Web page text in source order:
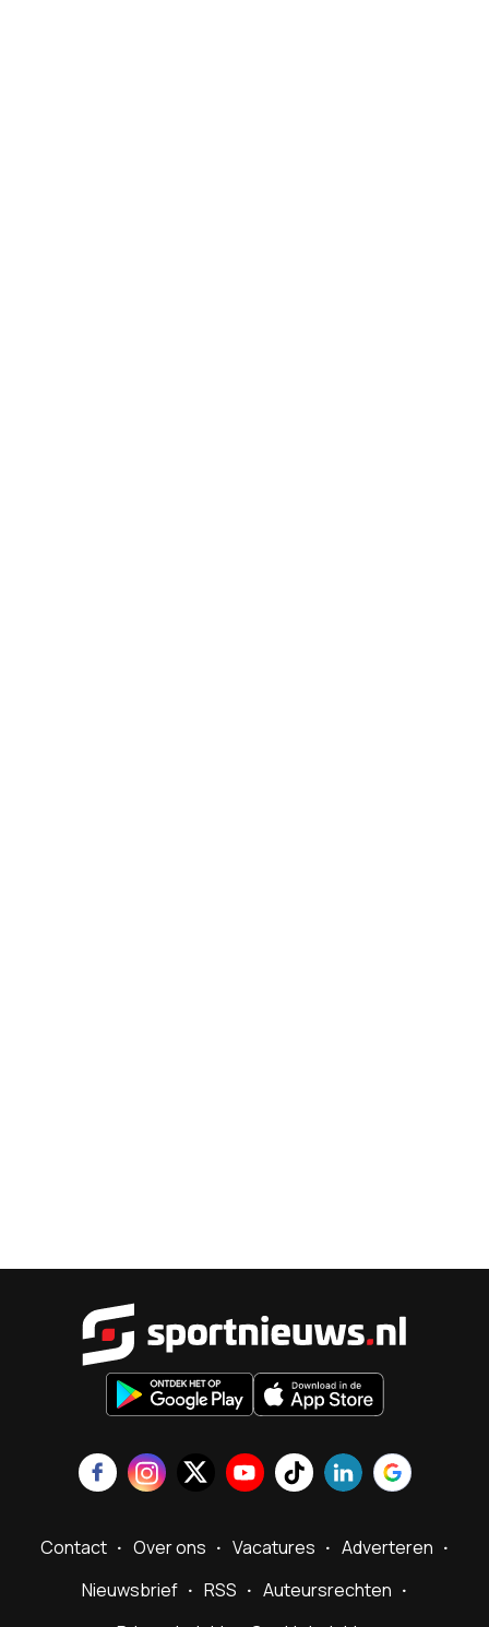
Contact Over ons Vacatures
Adverteren
Nieuwsbrief
RSS
Auteursrechten